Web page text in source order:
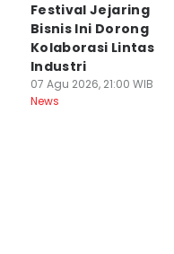
Editor
Debbie Sutrisno
Festival Jejaring
Bisnis Ini Dorong
Kolaborasi Lintas
Industri
07 Agu 2026, 21:00 WIB
News